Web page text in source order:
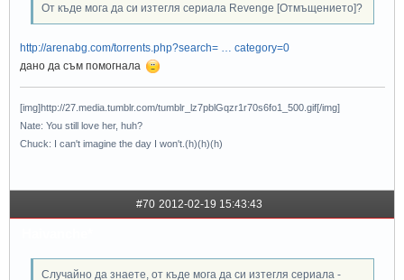
От къде мога да си изтегля сериала Revenge [Отмъщението]?
http://arenabg.com/torrents.php?search= … category=0
дано да съм помогнала
[img]http://27.media.tumblr.com/tumblr_lz7pblGqzr1r70s6fo1_500.gif[/img]
Nate: You still love her, huh?
Chuck: I can't imagine the day I won't.(h)(h)(h)
#70 2012-02-19 15:43:43
Случайно да знаете, от къде мога да си изтегля сериала -